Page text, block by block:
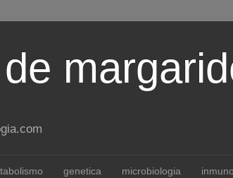
genetica microbiologia